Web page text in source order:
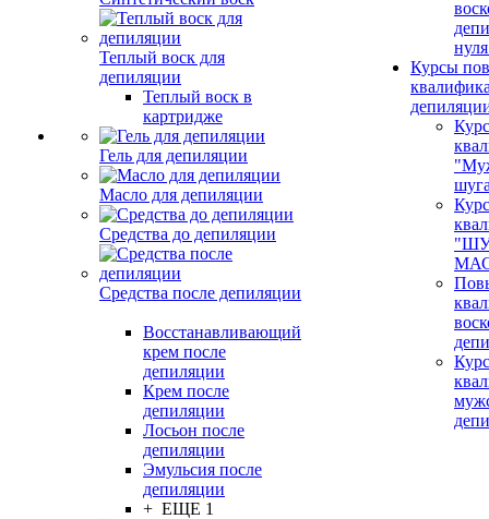
Теплый воск для
депиляции
Теплый воск в
картридже
Гель для депиляции
Масло для депиляции
Средства до депиляции
Средства после депиляции
Восстанавливающий
крем после
депиляции
Крем после
депиляции
Лосьон после
депиляции
Эмульсия после
депиляции
+ ЕЩЕ 1
Курсы